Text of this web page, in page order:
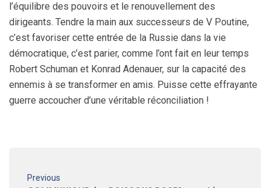
l’équilibre des pouvoirs et le renouvellement des
dirigeants. Tendre la main aux successeurs de V Poutine,
c’est favoriser cette entrée de la Russie dans la vie
démocratique, c’est parier, comme l’ont fait en leur temps
Robert Schuman et Konrad Adenauer, sur la capacité des
ennemis à se transformer en amis. Puisse cette effrayante
guerre accoucher d’une véritable réconciliation !
Previous